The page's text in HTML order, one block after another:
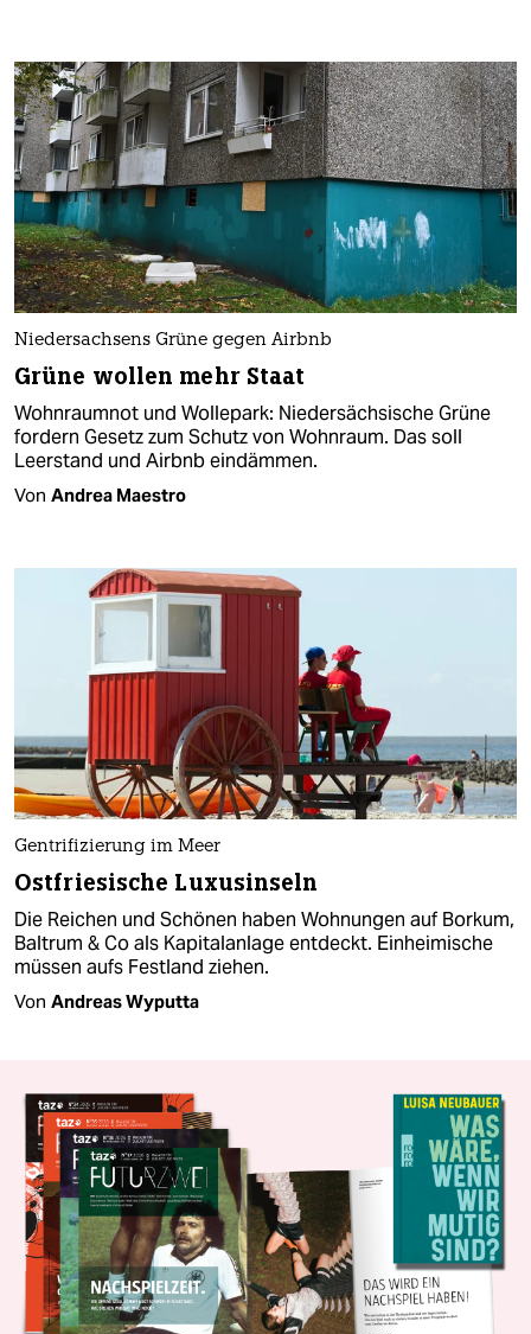
Niedersachsens Grüne gegen Airbnb
Grüne wollen mehr Staat
Wohnraumnot und Wollepark: Niedersächsische Grüne
fordern Gesetz zum Schutz von Wohnraum. Das soll
Leerstand und Airbnb eindämmen.
Von Andrea Maestro
Gentrifizierung im Meer
Ostfriesische Luxusinseln
Die Reichen und Schönen haben Wohnungen auf Borkum,
Baltrum & Co als Kapitalanlage entdeckt. Einheimische
müssen aufs Festland ziehen.
Von Andreas Wyputta